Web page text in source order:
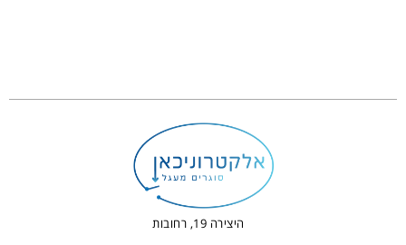
היצירה 19, רחובות